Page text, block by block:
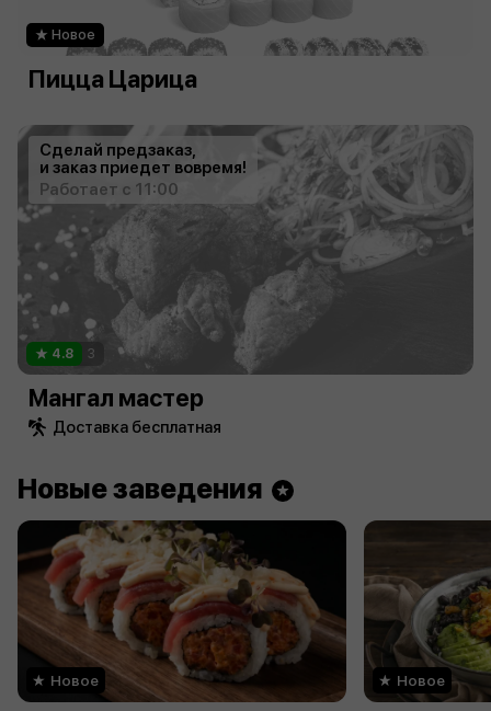
Новое
Пицца Царица
Сделай предзаказ,
и заказ приедет вовремя!
Работает с 11:00
4.8 3
Мангал мастер
Доставка бесплатная
Новые заведения
Новое Новое